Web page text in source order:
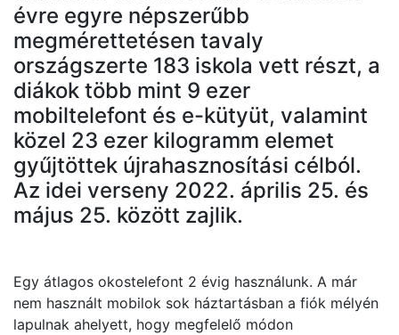
évre egyre népszerűbb
megmérettetésen tavaly
országszerte 183 iskola vett részt, a
diákok több mint 9 ezer
mobiltelefont és e-kütyüt, valamint
közel 23 ezer kilogramm elemet
gyűjtöttek újrahasznosítási célból.
Az idei verseny 2022. április 25. és
május 25. között zajlik.
Egy átlagos okostelefont 2 évig használunk. A már
nem használt mobilok sok háztartásban a fiók mélyén
lapulnak ahelyett, hogy megfelelő módon